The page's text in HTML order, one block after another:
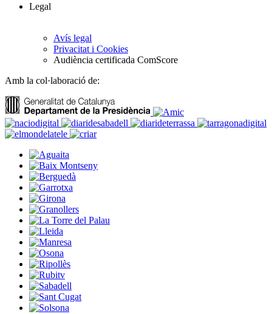
Legal
Avís legal
Privacitat i Cookies
Audiència certificada ComScore
Amb la col·laboració de: